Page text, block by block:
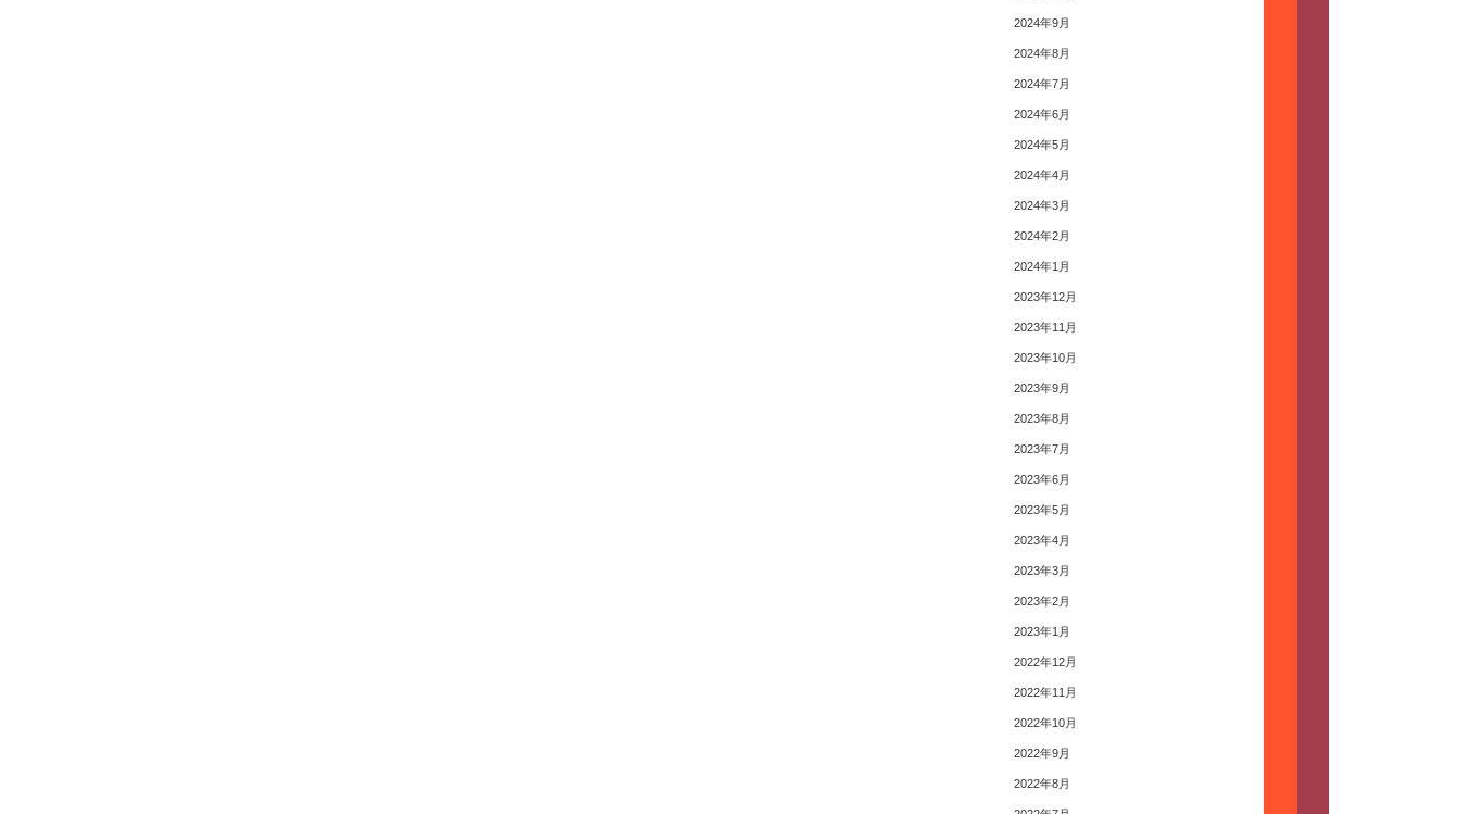
2024年9月
2024年8月
2024年7月
2024年6月
2024年5月
2024年4月
2024年3月
2024年2月
2024年1月
2023年12月
2023年11月
2023年10月
2023年9月
2023年8月
2023年7月
2023年6月
2023年5月
2023年4月
2023年3月
2023年2月
2023年1月
2022年12月
2022年11月
2022年10月
2022年9月
2022年8月